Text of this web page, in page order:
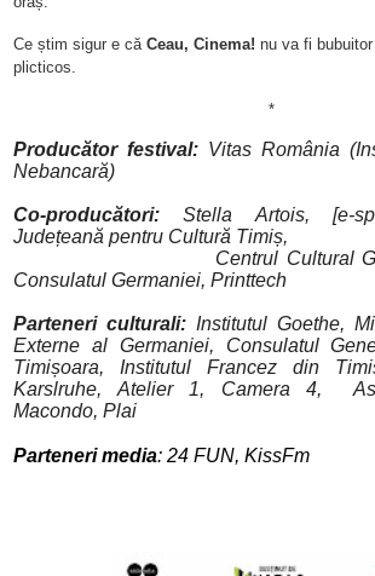
Ce știm sigur e că Ceau, Cinema! nu va fi
plicticos.
*
Producător festival: Vitas România
Nebancară)
Co-producători: Stella Artois, [e-
Județeană pentru Cultură Timiș,
Centrul Cultural
Consulatul Germaniei, Printtech
Parteneri culturali: Institutul Goethe,
Externe al Germaniei, Consulatul
Timișoara, Institutul Francez din
Karslruhe, Atelier 1, Camera 4,
Macondo, Plai
Parteneri media: 24 FUN, KissFm